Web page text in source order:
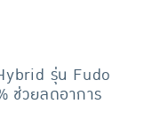
รุ่น Fudo
ช่วยลดอาการ